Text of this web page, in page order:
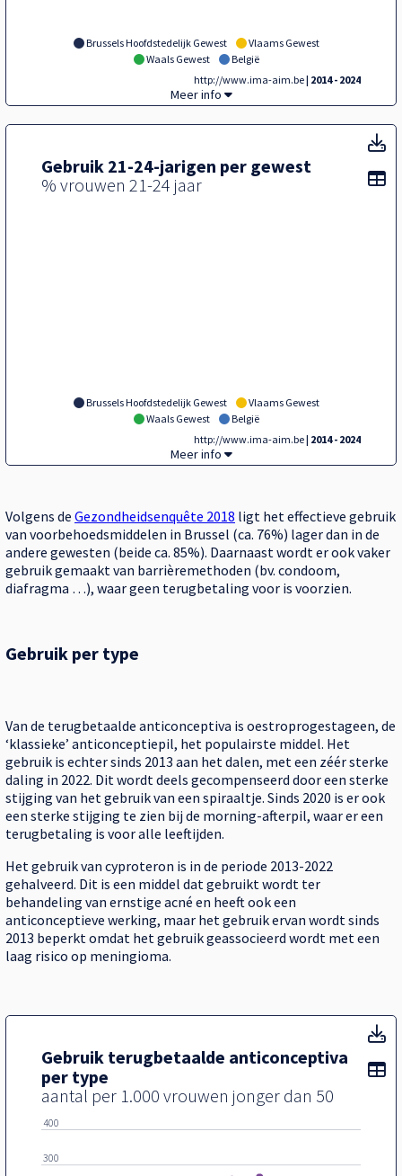
Brussels Hoofdstedelijk Gewest
Vlaams Gewest
Waals Gewest
België
http://www.ima-aim.be| 2014 - 2024
Tegel,
Meer info
Gebruik 21-24-jarigen per gewest
% vrouwen 21-24 jaar
Brussels Hoofdstedelijk Gewest
Vlaams Gewest
Waals Gewest
België
http://www.ima-aim.be| 2014 - 2024
Tegel,
Meer info
Volgens de Gezondheidsenquête 2018 ligt het effectieve gebruik
van voorbehoedsmiddelen in Brussel (ca. 76%) lager dan in de
andere gewesten (beide ca. 85%). Daarnaast wordt er ook vaker
gebruik gemaakt van barrièremethoden (bv. condoom,
diafragma …), waar geen terugbetaling voor is voorzien.
Gebruik per type
Van de terugbetaalde anticonceptiva is oestroprogestageen, de
‘klassieke’ anticonceptiepil, het populairste middel. Het
gebruik is echter sinds 2013 aan het dalen, met een zéér sterke
daling in 2022. Dit wordt deels gecompenseerd door een sterke
stijging van het gebruik van een spiraaltje. Sinds 2020 is er ook
een sterke stijging te zien bij de morning-afterpil, waar er een
terugbetaling is voor alle leeftijden.
Het gebruik van cyproteron is in de periode 2013-2022
gehalveerd. Dit is een middel dat gebruikt wordt ter
behandeling van ernstige acné en heeft ook een
anticonceptieve werking, maar het gebruik ervan wordt sinds
2013 beperkt omdat het gebruik geassocieerd wordt met een
laag risico op meningioma.
Gebruik terugbetaalde anticonceptiva
per type
aantal per 1.000 vrouwen jonger dan 50
300
400